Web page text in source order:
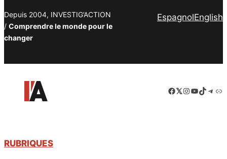
Depuis 2004, INVESTIG’ACTION
/ Comprendre le monde pour le
changer
EspagnolEnglish
Facebook
LinkedIn
Instagram
YouTube
TikTok
RUBRIQUES